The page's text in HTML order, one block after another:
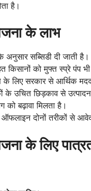
है।
के लाभ
सब्सिडी दी जाती है।
को मुफ्त स्प्रे पंप भी
लिए सरकार से आर्थिक
के उचित छिड़काव से
बढ़ावा मिलता है।
दोनों तरीकों से
के लिए